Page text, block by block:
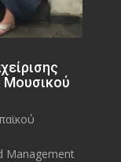
Μουσικού
Management